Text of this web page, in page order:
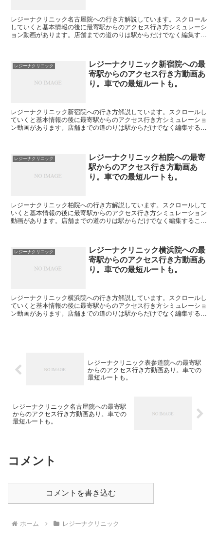
レジーナクリニック名古屋院への行き方解説しています。スクロール
していくと基本情報の後に最寄駅からのアクセス行き方シミュレーシ
ョン動画があります。店舗までの道のりは駅からだけでなく編集する
レジーナクリニック
レジーナクリニック新宿院への最
寄駅からのアクセス行き方動画あ
り。車での最短ルートも。
レジーナクリニック新宿院への行き方解説しています。スクロールし
ていくと基本情報の後に最寄駅からのアクセス行き方シミュレーショ
ン動画があります。店舗までの道のりは駅からだけでなく編集するこ
レジーナクリニック
レジーナクリニック柏院への最寄
駅からのアクセス行き方動画あ
り。車での最短ルートも。
レジーナクリニック柏院への行き方解説しています。スクロールして
いくと基本情報の後に最寄駅からのアクセス行き方シミュレーション
動画があります。店舗までの道のりは駅からだけでなく編集すること
レジーナクリニック
レジーナクリニック横浜院への最
寄駅からのアクセス行き方動画あ
り。車での最短ルートも。
レジーナクリニック横浜院への行き方解説しています。スクロールし
ていくと基本情報の後に最寄駅からのアクセス行き方シミュレーショ
ン動画があります。店舗までの道のりは駅からだけでなく編集するこ
レジーナクリニック表参道院への最寄駅
からのアクセス行き方動画あり。車での
最短ルートも。
レジーナクリニック名古屋院への最寄駅
からのアクセス行き方動画あり。車での
最短ルートも。
コメント
コメントを書き込む
ホーム レジーナクリニック